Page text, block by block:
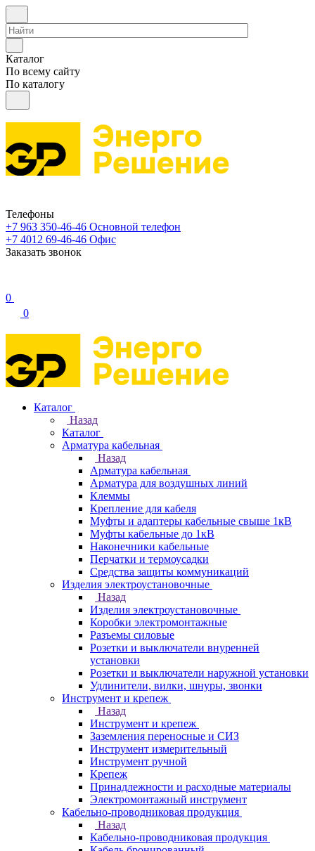
Каталог
По всему сайту
По каталогу
Телефоны
+7 963 350-46-46 Основной телефон
+7 4012 69-46-46 Офис
Заказать звонок
0
0
Каталог
Назад
Каталог
Арматура кабельная
Назад
Арматура кабельная
Арматура для воздушных линий
Клеммы
Крепление для кабеля
Муфты и адаптеры кабельные свыше 1кВ
Муфты кабельные до 1кВ
Наконечники кабельные
Перчатки и термоусадки
Средства защиты коммуникаций
Изделия электроустановочные
Назад
Изделия электроустановочные
Коробки электромонтажные
Разъемы силовые
Розетки и выключатели внуренней
установки
Розетки и выключатели наружной установки
Удлинители, вилки, шнуры, звонки
Инструмент и крепеж
Назад
Инструмент и крепеж
Заземления переносные и СИЗ
Инструмент измерительный
Инструмент ручной
Крепеж
Принадлежности и расходные материалы
Электромонтажный инструмент
Кабельно-проводниковая продукция
Назад
Кабельно-проводниковая продукция